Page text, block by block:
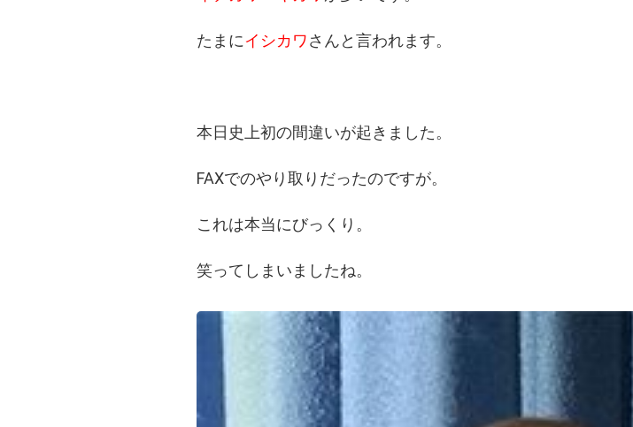
たまにイシカワさんと言われます。
本日史上初の間違いが起きました。
FAXでのやり取りだったのですが。
これは本当にびっくり。
笑ってしまいましたね。